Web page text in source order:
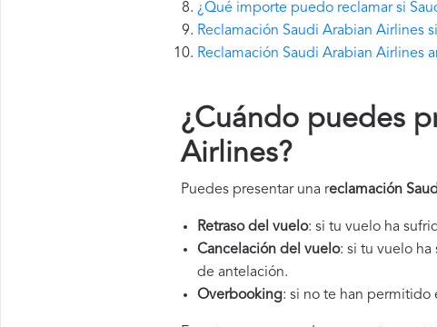
¿Qué importe puedo reclamar si
Reclamación Saudi Arabian Airlines
Reclamación Saudi Arabian Airlines
¿Cuándo puedes
Airlines?
Puedes presentar una reclamación
Retraso del vuelo: si tu vuelo ha
Cancelación del vuelo: si tu vuelo ha
de antelación.
Overbooking: si no te han permitido